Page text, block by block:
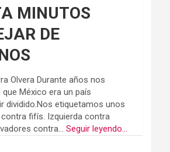
MINUTOS
DE
Olvera Durante años nos
México era un país
dividido.Nos etiquetamos unos
fifís. Izquierda contra
contra...Seguir leyendo...